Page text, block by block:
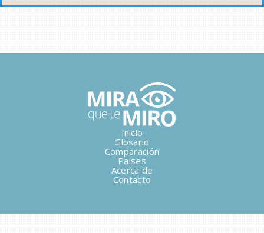
Inicio
Glosario
Comparación
Paises
Acerca de
Contacto